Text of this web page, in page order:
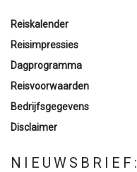
Reiskalender
Reisimpressies
Dagprogramma
Reisvoorwaarden
Bedrijfsgegevens
Disclaimer
NIEUWSBRIEF: